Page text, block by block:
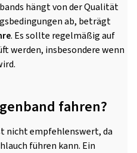
hängt von der Qualität
ab, beträgt
. Es sollte regelmäßig auf
werden, insbesondere wenn
fahren?
nicht empfehlenswert, da
führen kann. Ein